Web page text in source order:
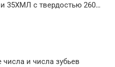
35ХМЛ с твердостью 260…
и числа зубьев